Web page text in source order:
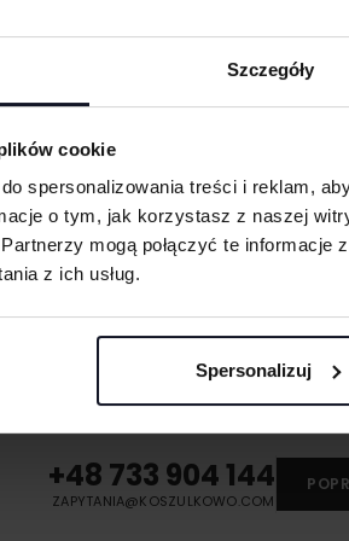
Szczegóły
cookie
spersonalizowania treści i reklam,
o tym, jak korzystasz z naszej
mogą połączyć te informacje
z ich usług.
Spersonalizuj
przy większych
merchu.
wyciętego
odzieży
na
na
MASZ PYTANIA? ZAPYTAJ
masz pytania odnośnie naszych
specjaliści chętnie Ci
+48 733 904 144
ZAPYTANIA@KOSZULKOWO.COM